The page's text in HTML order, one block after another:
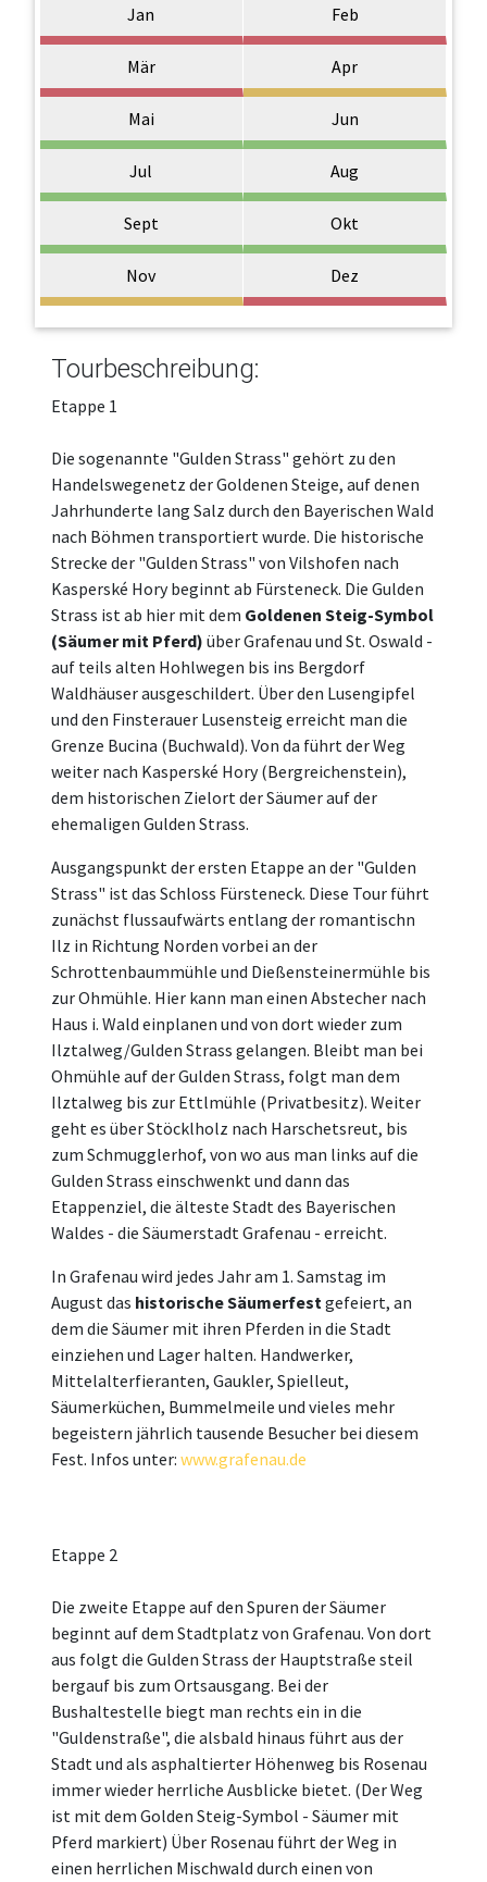
Jan Feb
Mär Apr
Mai Jun
Jul Aug
Sept Okt
Nov Dez
Tourbeschreibung:
Etappe 1
Die sogenannte "Gulden Strass" gehört zu den
Handelswegenetz der Goldenen Steige, auf denen
Jahrhunderte lang Salz durch den Bayerischen Wald
nach Böhmen transportiert wurde. Die historische
Strecke der "Gulden Strass" von Vilshofen nach
Kasperské Hory beginnt ab Fürsteneck. Die Gulden
Strass ist ab hier mit dem Goldenen Steig-Symbol
(Säumer mit Pferd) über Grafenau und St. Oswald -
auf teils alten Hohlwegen bis ins Bergdorf
Waldhäuser ausgeschildert. Über den Lusengipfel
und den Finsterauer Lusensteig erreicht man die
Grenze Bucina (Buchwald). Von da führt der Weg
weiter nach Kasperské Hory (Bergreichenstein),
dem historischen Zielort der Säumer auf der
ehemaligen Gulden Strass.
Ausgangspunkt der ersten Etappe an der "Gulden
Strass" ist das Schloss Fürsteneck. Diese Tour führt
zunächst flussaufwärts entlang der romantischn
Ilz in Richtung Norden vorbei an der
Schrottenbaummühle und Dießensteinermühle bis
zur Ohmühle. Hier kann man einen Abstecher nach
Haus i. Wald einplanen und von dort wieder zum
Ilztalweg/Gulden Strass gelangen. Bleibt man bei
Ohmühle auf der Gulden Strass, folgt man dem
Ilztalweg bis zur Ettlmühle (Privatbesitz). Weiter
geht es über Stöcklholz nach Harschetsreut, bis
zum Schmugglerhof, von wo aus man links auf die
Gulden Strass einschwenkt und dann das
Etappenziel, die älteste Stadt des Bayerischen
Waldes - die Säumerstadt Grafenau - erreicht.
In Grafenau wird jedes Jahr am 1. Samstag im
August das historische Säumerfestgefeiert, an
dem die Säumer mit ihren Pferden in die Stadt
einziehen und Lager halten. Handwerker,
Mittelalterfieranten, Gaukler, Spielleut,
Säumerküchen, Bummelmeile und vieles mehr
begeistern jährlich tausende Besucher bei diesem
Fest. Infos unter: www.grafenau.de
Etappe 2
Die zweite Etappe auf den Spuren der Säumer
beginnt auf dem Stadtplatz von Grafenau. Von dort
aus folgt die Gulden Strass der Hauptstraße steil
bergauf bis zum Ortsausgang. Bei der
Bushaltestelle biegt man rechts ein in die
"Guldenstraße", die alsbald hinaus führt aus der
Stadt und als asphaltierter Höhenweg bis Rosenau
immer wieder herrliche Ausblicke bietet. (Der Weg
ist mit dem Golden Steig-Symbol - Säumer mit
Pferd markiert) Über Rosenau führt der Weg in
einen herrlichen Mischwald durch einen von